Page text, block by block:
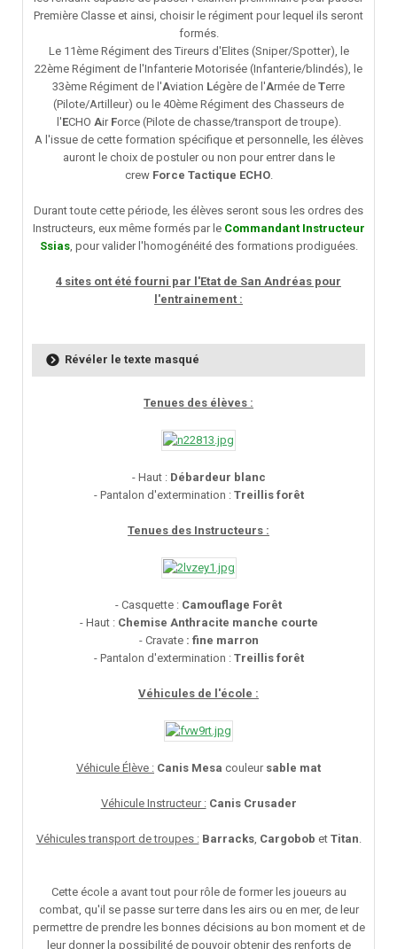
Première Classe et ainsi, choisir le régiment pour lequel ils seront
formés.
Le 11ème Régiment des Tireurs d'Elites (Sniper/Spotter), le
22ème Régiment de l'Infanterie Motorisée (Infanterie/blindés), le
33ème Régiment de l'Aviation Légère de l'Armée de Terre
(Pilote/Artilleur) ou le 40ème Régiment des Chasseurs de
l'ECHO Air Force (Pilote de chasse/transport de troupe).
A l'issue de cette formation spécifique et personnelle, les élèves
auront le choix de postuler ou non pour entrer dans le
crew Force Tactique ECHO.
Durant toute cette période, les élèves seront sous les ordres des
Instructeurs, eux même formés par le Commandant Instructeur
Ssias, pour valider l'homogénéité des formations prodiguées.
4 sites ont été fourni par l'Etat de San Andréas pour
l'entrainement :
Révéler le texte masqué
Tenues des élèves :
- Haut : Débardeur blanc
- Pantalon d'extermination : Treillis forêt
Tenues des Instructeurs :
- Casquette : Camouflage Forêt
- Haut : Chemise Anthracite manche courte
- Cravate: fine marron
- Pantalon d'extermination : Treillis forêt
Véhicules de l'école :
Véhicule Élève : Canis Mesa couleur sable mat
Véhicule Instructeur : Canis Crusader
Véhicules transport de troupes : Barracks, Cargobob et Titan
Cette école a avant tout pour rôle de former les joueurs au
combat, qu'il se passe sur terre dans les airs ou en mer, de leur
permettre de prendre les bonnes décisions au bon moment et de
leur donner la possibilité de pouvoir obtenir des renforts de